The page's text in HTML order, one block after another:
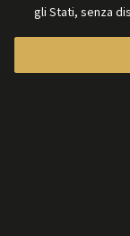
gli Stati, senza